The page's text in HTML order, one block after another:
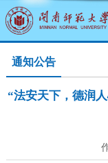
通知公告
“法安天下，德润